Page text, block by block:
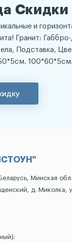
Скидки
и
Гранит:
Подставка,
100*60*5см.
Минская
д. Миколка,